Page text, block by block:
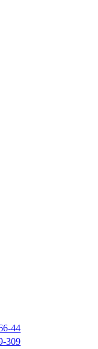
44
309